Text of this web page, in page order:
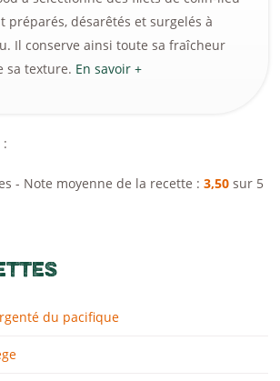
préparés, désarêtés et surgelés à
Il conserve ainsi toute sa fraîcheur
sa texture. En savoir +
- Note moyenne de la recette :3,50 sur 5
du pacifique